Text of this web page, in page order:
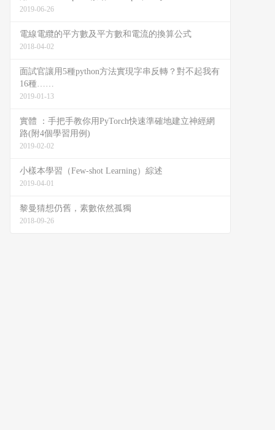
2019-06-26
電線電纜的平方數及平方數和電流的換算公式
2018-04-02
面試官讓用5種python方法實現字串反轉？對不起我有
16種……
2019-01-13
實體 ：手把手教你用PyTorch快速準確地建立神經網
路(附4個學習用例)
2019-02-02
小樣本學習（Few-shot Learning）綜述
2019-04-01
黎曼猜想仍舊，素數依然孤獨
2018-09-26